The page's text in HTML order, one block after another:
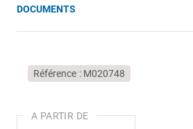
DOCUMENTS
Référence M020748